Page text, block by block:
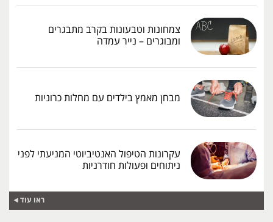
צמחונות וטבעונות בקרב מתבגרים
ומבוגרים – נייר עמדה
מבחן מאמץ בילדים עם מחלות כרוניות
עקרונות הטיפול האנטיביוטי המניעתי לפני
ניתוחים ופעולות חודרניות
ראו עוד